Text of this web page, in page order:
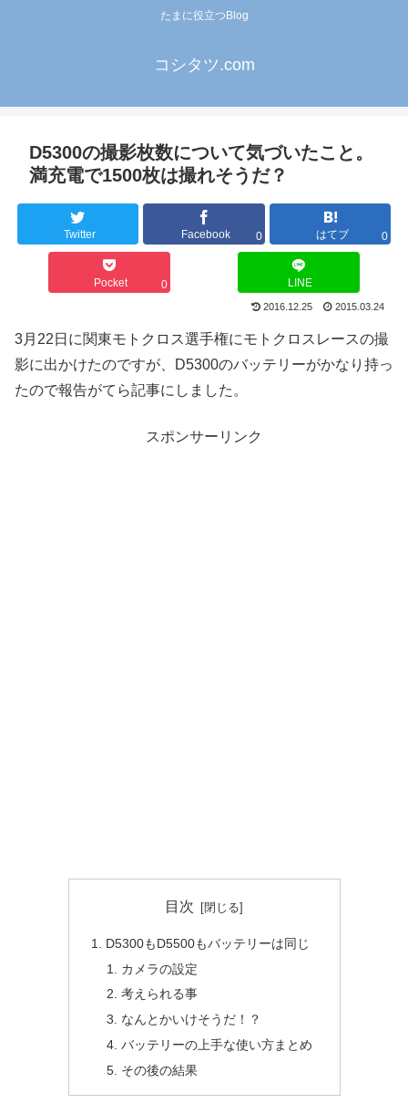
たまに役立つBlog
コシタツ.com
D5300の撮影枚数について気づいたこと。
満充電で1500枚は撮れそうだ？
Twitter Facebook 0 はてブ 0
Pocket 0 LINE
2016.12.25 2015.03.24
3月22日に関東モトクロス選手権にモトクロスレースの撮
影に出かけたのですが、D5300のバッテリーがかなり持っ
たので報告がてら記事にしました。
スポンサーリンク
目次
D5300もD5500もバッテリーは同じ
カメラの設定
考えられる事
なんとかいけそうだ！？
バッテリーの上手な使い方まとめ
その後の結果